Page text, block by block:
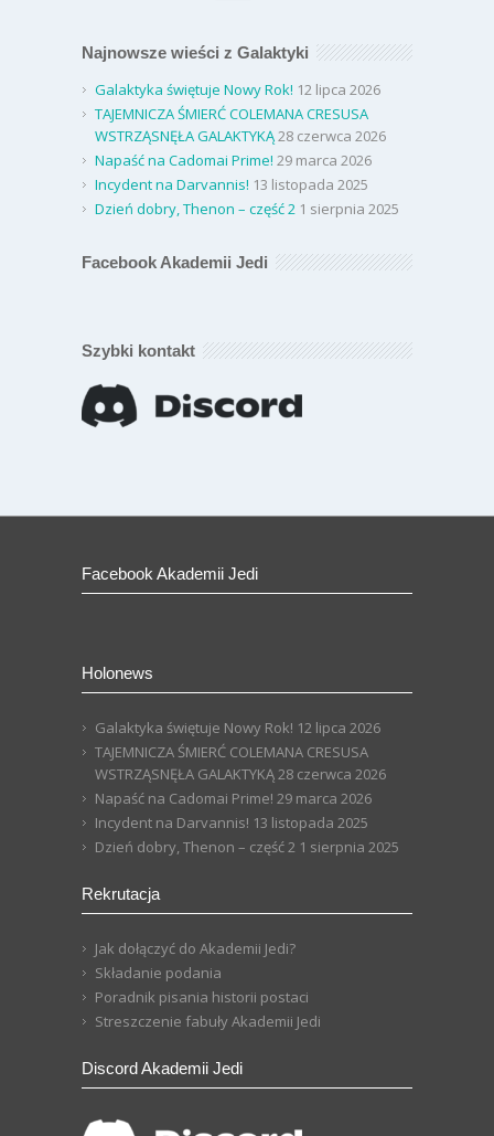
Najnowsze wieści z Galaktyki
Galaktyka świętuje Nowy Rok! 12 lipca 2026
TAJEMNICZA ŚMIERĆ COLEMANA CRESUSA
WSTRZĄSNĘŁA GALAKTYKĄ28 czerwca 2026
Napaść na Cadomai Prime! 29 marca 2026
Incydent na Darvannis! 13 listopada 2025
Dzień dobry, Thenon – część 2 1 sierpnia 2025
Facebook Akademii Jedi
Szybki kontakt
Facebook Akademii Jedi
Holonews
Galaktyka świętuje Nowy Rok! 12 lipca 2026
TAJEMNICZA ŚMIERĆ COLEMANA CRESUSA
WSTRZĄSNĘŁA GALAKTYKĄ28 czerwca 2026
Napaść na Cadomai Prime! 29 marca 2026
Incydent na Darvannis! 13 listopada 2025
Dzień dobry, Thenon – część 2 1 sierpnia 2025
Rekrutacja
Jak dołączyć do Akademii Jedi?
Składanie podania
Poradnik pisania historii postaci
Streszczenie fabuły Akademii Jedi
Discord Akademii Jedi